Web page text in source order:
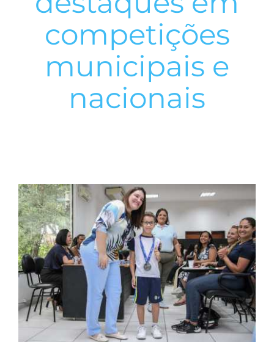
competições
municipais e
nacionais
View
Larger
Image